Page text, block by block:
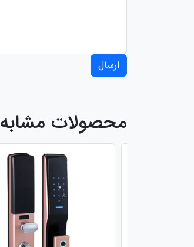
ارسال
محصولات مشابه